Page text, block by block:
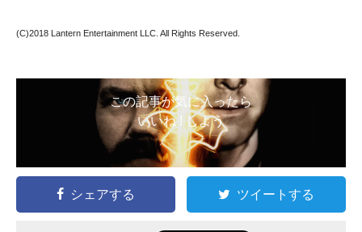
(C)2018 Lantern Entertainment LLC. All Rights Reserved.
この記事が気に入ったら
いいね ! しよう
シェアする ツイートする